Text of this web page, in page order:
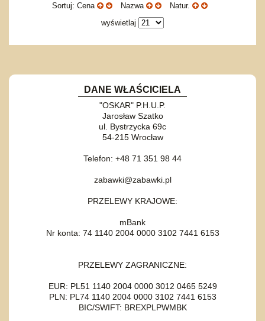
Sortuj: Cena Nazwa
Natur.
wyświetlaj
DANE WŁAŚCICIELA
"OSKAR" P.H.U.P.
Jarosław Szatko
ul. Bystrzycka 69c
54-215 Wrocław
Telefon: +48 71 351 98 44
zabawki@zabawki.pl
PRZELEWY KRAJOWE:
mBank
Nr konta: 74 1140 2004 0000 3102 7441 6153
PRZELEWY ZAGRANICZNE:
EUR: PL51 1140 2004 0000 3012 0465 5249
PLN: PL74 1140 2004 0000 3102 7441 6153
BIC/SWIFT: BREXPLPWMBK